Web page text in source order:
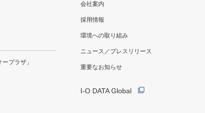
プラザ」
会社案内
採用情報
環境への取り組み
ニュース／プレスリリース
重要なお知らせ
I-O DATA Global